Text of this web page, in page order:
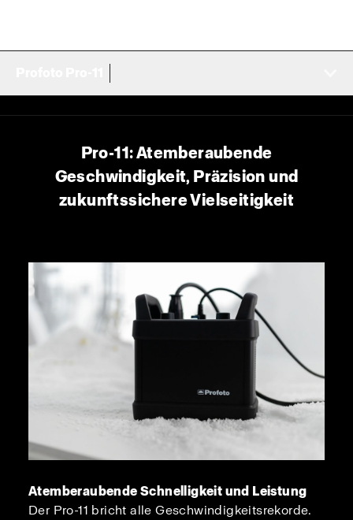
Pro-11: Atemberaubende
Geschwindigkeit, Präzision und
zukunftssichere Vielseitigkeit
Atemberaubende Schnelligkeit und Leistung
Der Pro-11 bricht alle Geschwindigkeitsrekorde.